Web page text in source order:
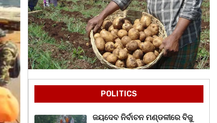
POLITICS
ଜୟଦେବ ନିର୍ବାଚନ ମଣ୍ଡଳୀରେ ବିଜୁ